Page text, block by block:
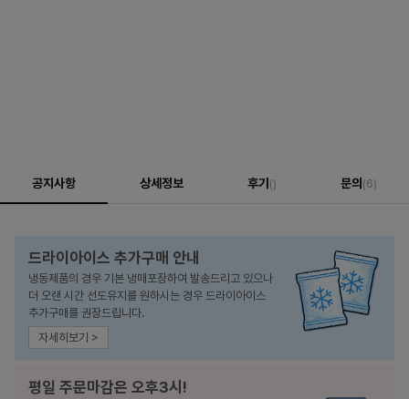
공지사항 상세정보 후기 () 문의 (6)
드라이아이스 추가구매 안내
냉동제품의 경우 기본 냉매포장하여 발송드리고 있으나
더 오랜 시간 선도유지를 원하시는 경우 드라이아이스
추가구매를 권장드립니다.
자세히보기 >
평일 주문마감은 오후3시!